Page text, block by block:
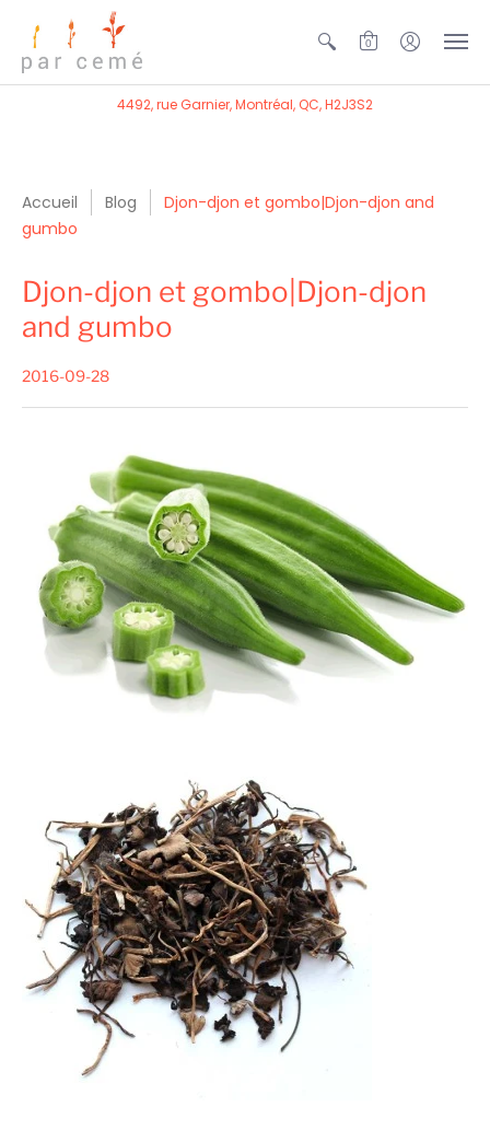
0
4492, rue Garnier, Montréal, QC, H2J3S2
Accueil Blog
Djon-djon et gombo|Djon-djon and
gumbo
Djon-djon et gombo|Djon-djon
and gumbo
2016-09-28